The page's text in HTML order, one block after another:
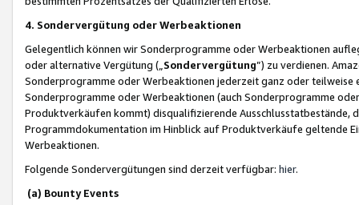
4. Sondervergütung oder Werbeaktionen
Gelegentlich können wir Sonderprogramme oder Werbeaktionen
oder alternative Vergütung („ Sondervergütung”) zu verdienen.
Sonderprogramme oder Werbeaktionen jederzeit ganz oder
Sonderprogramme oder Werbeaktionen (auch Sonderprogramme
Produktverkäufen kommt) disqualifizierende Ausschlusstatbestände,
Programmdokumentation im Hinblick auf Produktverkäufe geltende
Werbeaktionen.
Folgende Sondervergütungen sind derzeit verfügbar: hier.
(a) Bounty Events